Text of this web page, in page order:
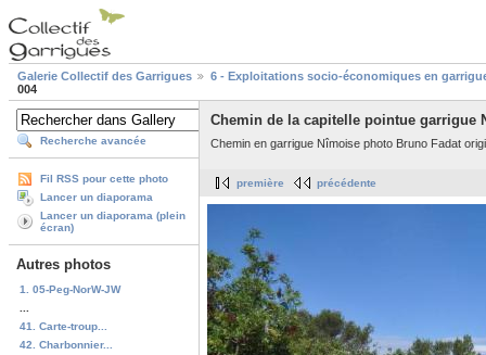
Galerie Collectif des Garrigues
6 - Exploitations socio-économiques en
004
Recherche avancée
Fil RSS pour cette photo
Lancer un diaporama
Lancer un diaporama (plein
écran)
Autres photos
1. 05-Peg-NorW-JW
41. Carte-troup...
42. Charbonnier...
Chemin de la capitelle pointue garrigue
Chemin en garrigue Nîmoise photo Bruno Fadat
première précédente